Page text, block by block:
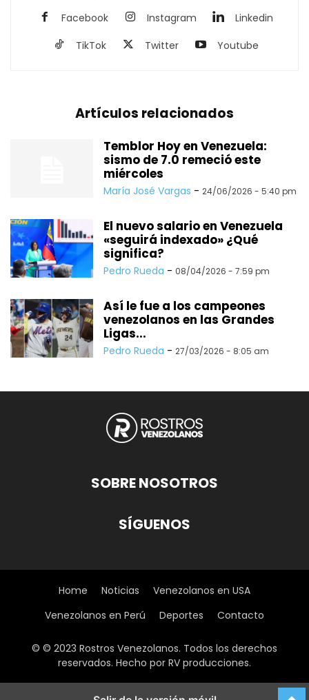
Facebook Instagram
Linkedin
TikTok
Twitter Youtube
Artículos relacionados
Temblor Hoy en Venezuela:
sismo de 7.0 remeció este
miércoles
María José Vargas - 24/06/2026 - 5:40 pm
El nuevo salario en Venezuela
«seguirá indexado» ¿Qué
significa?
Pedro Rueda - 08/04/2026 - 7:59 pm
Así le fue a los campeones
venezolanos en las Grandes
Ligas...
Pedro Rueda - 27/03/2026 - 8:05 am
SOBRE NOSOTROS
SÍGUENOS
Home Noticias
Venezolanos en USA
Venezolanos en Perú
Deportes Contacto
© © 2023 Rostros Venezolanos. Todos los derechos
reservados. Hecho por RV producciones.